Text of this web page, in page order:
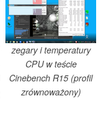
zegary i temperatury
CPU w teście
Cinebench R15 (profil
zrównoważony)